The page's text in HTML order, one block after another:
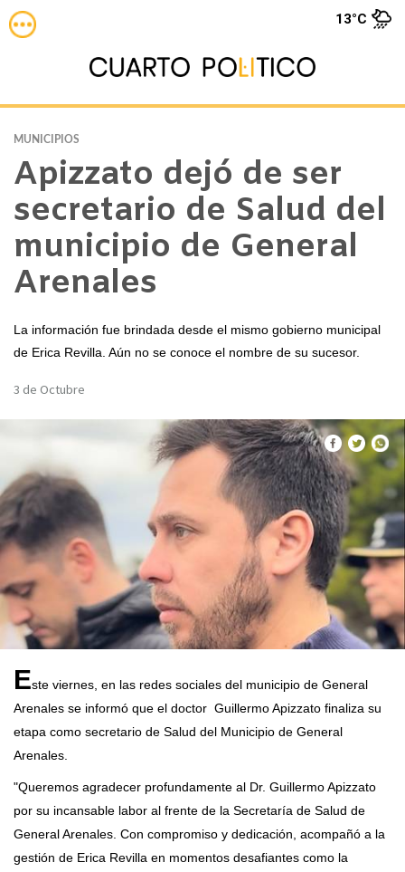
13°C
MUNICIPIOS
Apizzato dejó de ser
secretario de Salud del
municipio de General
Arenales
La información fue brindada desde el mismo gobierno municipal
de Erica Revilla. Aún no se conoce el nombre de su sucesor.
3 de Octubre
Este viernes, en las redes sociales del municipio de General
Arenales se informó que el doctor Guillermo Apizzato finaliza su
etapa como secretario de Salud del Municipio de General
Arenales.
"Queremos agradecer profundamente al Dr. Guillermo Apizzato
por su incansable labor al frente de la Secretaría de Salud de
General Arenales. Con compromiso y dedicación, acompañó a la
gestión de Erica Revilla en momentos desafiantes como la